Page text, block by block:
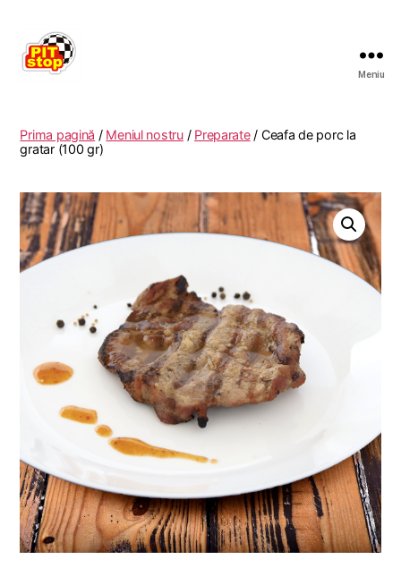
RASNOV
Meniu
Prima pagină / Meniul nostru/ Preparate/ Ceafa de porc la
gratar (100 gr)